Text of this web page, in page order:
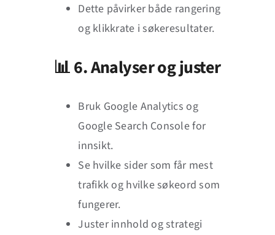
Dette påvirker både rangering
og klikkrate i søkeresultater.
📊 6. Analyser og juster
Bruk Google Analytics og
Google Search Console for
innsikt.
Se hvilke sider som får mest
trafikk og hvilke søkeord som
fungerer.
Juster innhold og strategi